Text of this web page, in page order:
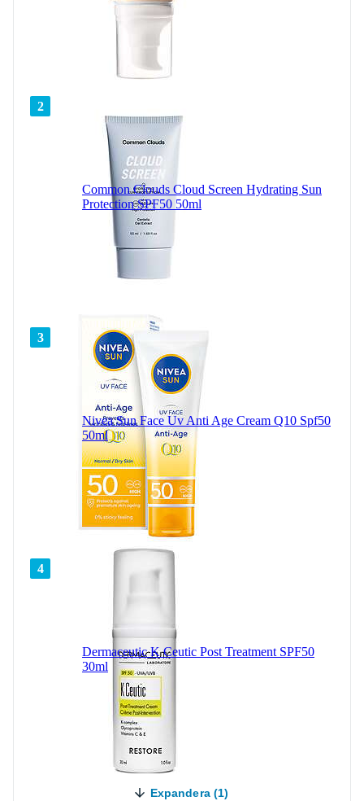
2
Common Clouds Cloud Screen Hydrating Sun
Protection SPF50 50ml
3
Nivea Sun Face Uv Anti Age Cream Q10 Spf50
50ml
4
Dermaceutic K Ceutic Post Treatment SPF50
30ml
Expandera (1)